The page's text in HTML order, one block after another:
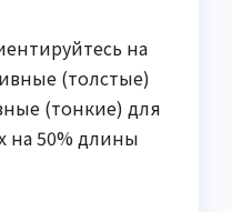
на
(толстые)
(тонкие) для
на 50% длины